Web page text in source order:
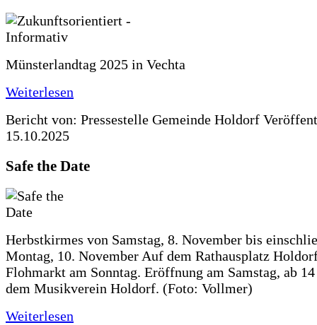
Münsterlandtag 2025 in Vechta
Weiterlesen
Bericht von: Pressestelle Gemeinde Holdorf
15.10.2025
Safe the Date
Herbstkirmes von Samstag, 8. November bis
Montag, 10. November Auf dem Rathausplatz
Flohmarkt am Sonntag. Eröffnung am Samstag, ab
dem Musikverein Holdorf. (Foto: Vollmer)
Weiterlesen